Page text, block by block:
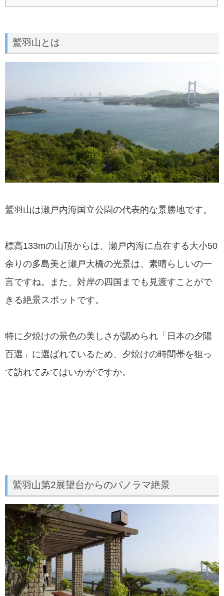
鷲羽山とは
鷲羽山は瀬戸内海国立公園の代表的な景勝地です。
標高133mの山頂からは、瀬戸内海に点在する大小50
余りの多島美と瀬戸大橋の光景は、素晴らしいの一
言ですね。また、対岸の四国までも見渡すことがで
きる絶景スポットです。
特に夕焼けの景色の美しさが認められ「日本の夕陽
百選」に選ばれているため、夕焼けの時間帯を狙っ
て訪れてみてはいかがですか。
鷲羽山第2展望台からのパノラマ絶景